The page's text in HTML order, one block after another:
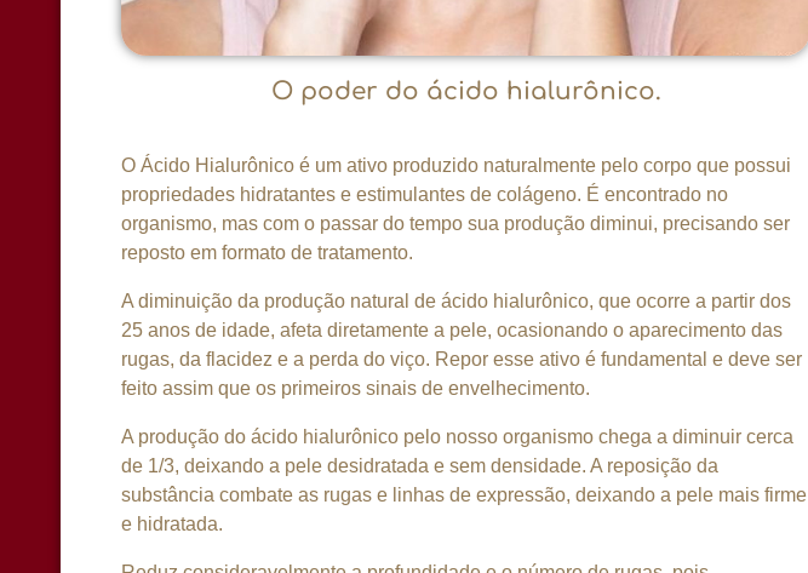
O poder do ácido hialurônico.
O Ácido Hialurônico é um ativo produzido naturalmente pelo corpo que possui
propriedades hidratantes e estimulantes de colágeno. É encontrado no
organismo, mas com o passar do tempo sua produção diminui, precisando ser
reposto em formato de tratamento.
A diminuição da produção natural de ácido hialurônico, que ocorre a partir dos
25 anos de idade, afeta diretamente a pele, ocasionando o aparecimento das
rugas, da flacidez e a perda do viço. Repor esse ativo é fundamental e deve ser
feito assim que os primeiros sinais de envelhecimento.
A produção do ácido hialurônico pelo nosso organismo chega a diminuir cerca
de 1/3, deixando a pele desidratada e sem densidade. A reposição da
substância combate as rugas e linhas de expressão, deixando a pele mais firme
e hidratada.